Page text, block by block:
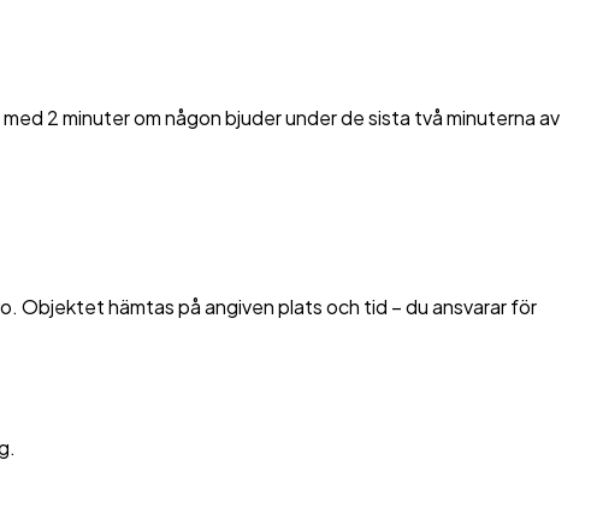
2 minuter om någon bjuder under de sista två minuterna av
Objektet hämtas på angiven plats och tid – du ansvarar för